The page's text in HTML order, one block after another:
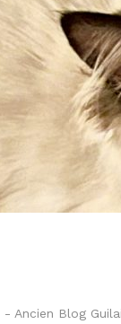
- Ancien Blog